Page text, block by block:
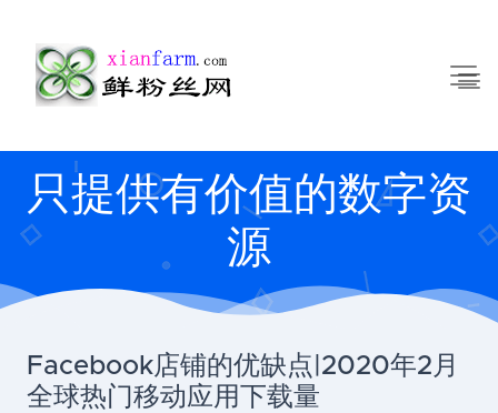
只提供有价值的数字资
源
Facebook店铺的优缺点|2020年2月
全球热门移动应用下载量